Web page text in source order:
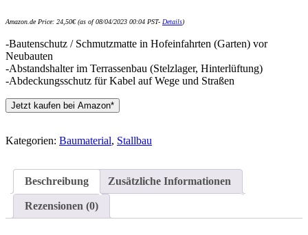
Amazon.de Price: 24,50€(as of 08/04/2023 00:04 PST- Details)
-Bautenschutz / Schmutzmatte in Hofeinfahrten (Garten) vor
Neubauten
-Abstandshalter im Terrassenbau (Stelzlager, Hinterlüftung)
-Abdeckungsschutz für Kabel auf Wege und Straßen
Jetzt kaufen bei Amazon*
Kategorien: Baumaterial, Stallbau
Beschreibung Zusätzliche Informationen
Rezensionen (0)